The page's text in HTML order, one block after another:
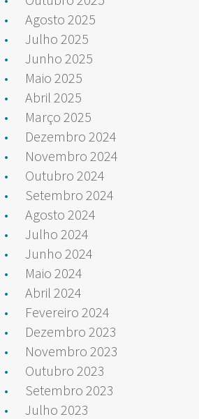
Agosto 2025
Julho 2025
Junho 2025
Maio 2025
Abril 2025
Março 2025
Dezembro 2024
Novembro 2024
Outubro 2024
Setembro 2024
Agosto 2024
Julho 2024
Junho 2024
Maio 2024
Abril 2024
Fevereiro 2024
Dezembro 2023
Novembro 2023
Outubro 2023
Setembro 2023
Julho 2023